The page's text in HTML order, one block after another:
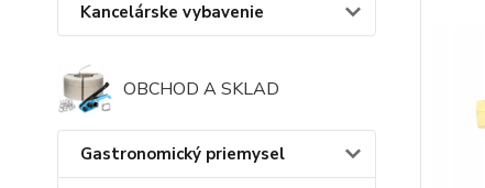
Kancelárske vybavenie
OBCHOD A SKLAD
Gastronomický priemysel